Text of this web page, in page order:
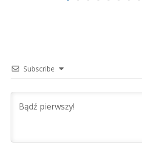
Subscribe